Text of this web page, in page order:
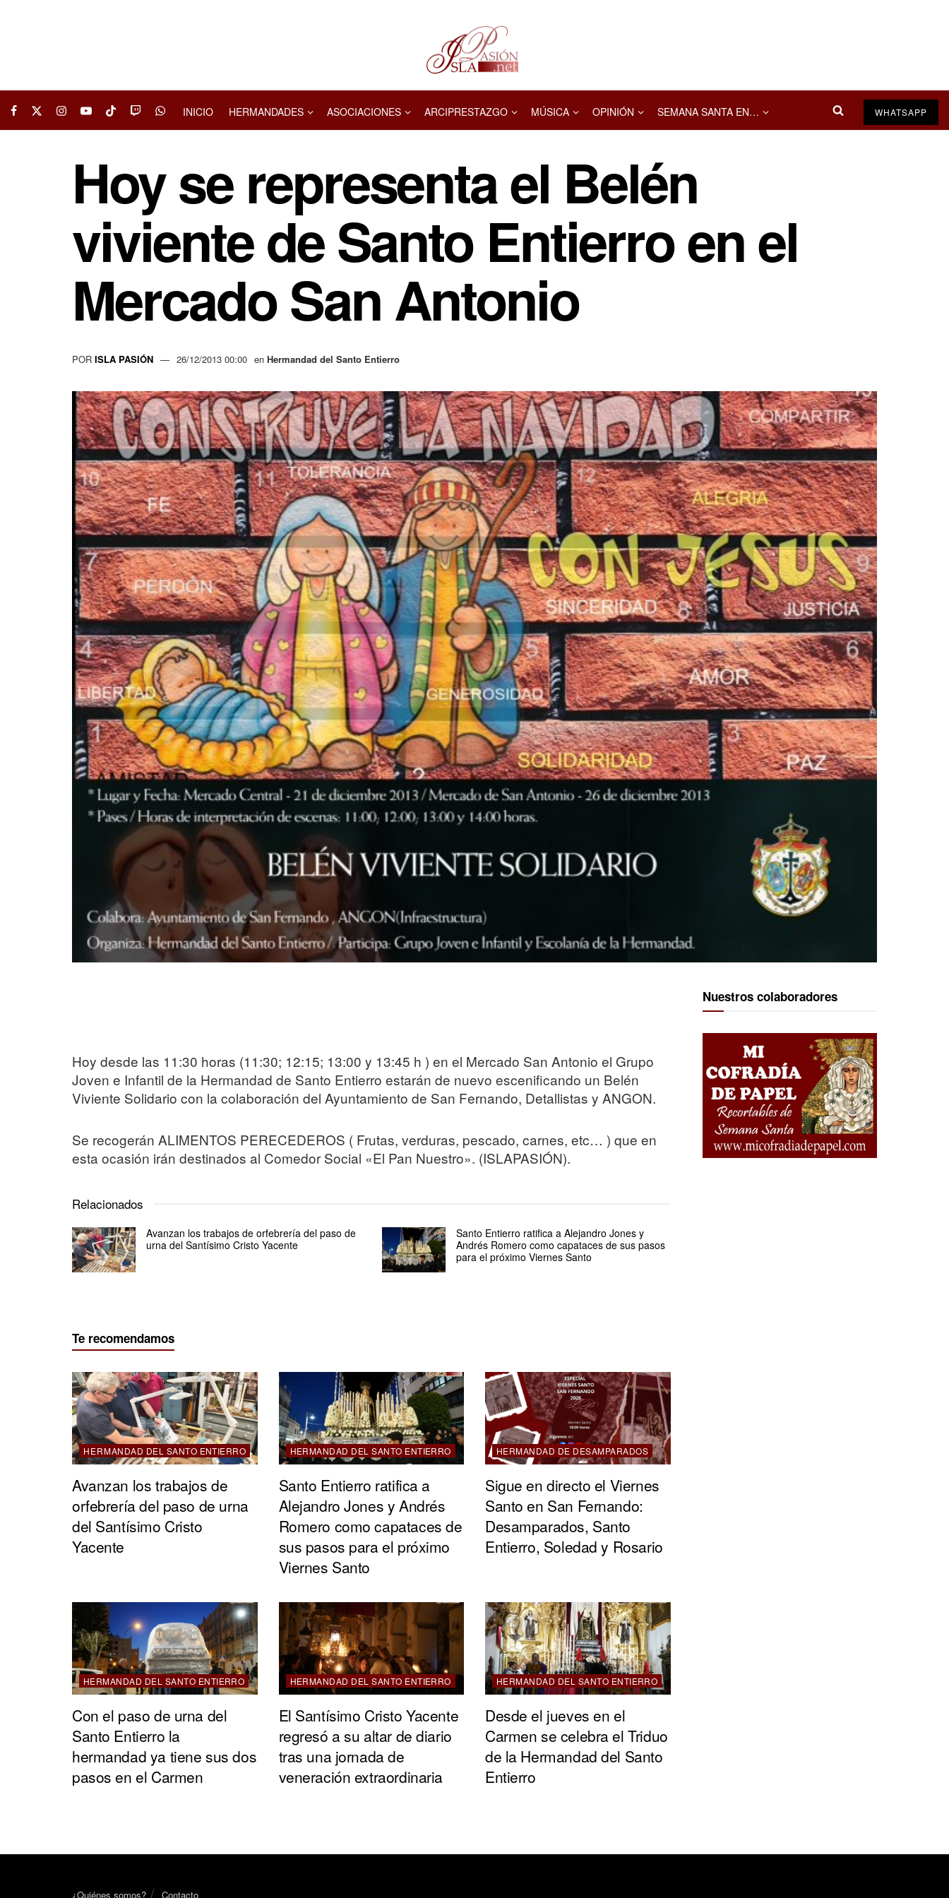
INICIO HERMANDADES ASOCIACIONES ARCIPRESTAZGO MÚSICA OPINIÓN SEMANA SANTA EN… WHATSAPP
Hoy se representa el Belén
viviente de Santo Entierro en el
Mercado San Antonio
POR ISLA PASIÓN 26/12/2013 00:00 en Hermandad del Santo Entierro
Hoy desde las 11:30 horas (11:30; 12:15; 13:00 y 13:45 h ) en el Mercado San Antonio el Grupo
Joven e Infantil de la Hermandad de Santo Entierro estarán de nuevo escenificando un Belén
Viviente Solidario con la colaboración del Ayuntamiento de San Fernando, Detallistas y ANGON.
Se recogerán ALIMENTOS PERECEDEROS ( Frutas, verduras, pescado, carnes, etc… ) que en
esta ocasión irán destinados al Comedor Social «El Pan Nuestro». (ISLAPASIÓN).
Relacionados
Avanzan los trabajos de orfebrería del paso de
urna del Santísimo Cristo Yacente
Santo Entierro ratifica a Alejandro Jones y
Andrés Romero como capataces de sus pasos
para el próximo Viernes Santo
Te recomendamos
HERMANDAD DEL SANTO ENTIERRO
Avanzan los trabajos de
orfebrería del paso de urna
del Santísimo Cristo
Yacente
HERMANDAD DEL SANTO ENTIERRO
Santo Entierro ratifica a
Alejandro Jones y Andrés
Romero como capataces de
sus pasos para el próximo
Viernes Santo
HERMANDAD DE DESAMPARADOS
Sigue en directo el Viernes
Santo en San Fernando:
Desamparados, Santo
Entierro, Soledad y Rosario
HERMANDAD DEL SANTO ENTIERRO
Con el paso de urna del
Santo Entierro la
hermandad ya tiene sus dos
pasos en el Carmen
HERMANDAD DEL SANTO ENTIERRO
El Santísimo Cristo Yacente
regresó a su altar de diario
tras una jornada de
veneración extraordinaria
HERMANDAD DEL SANTO ENTIERRO
Desde el jueves en el
Carmen se celebra el Triduo
de la Hermandad del Santo
Entierro
Nuestros colaboradores
¿Quiénes somos? Contacto